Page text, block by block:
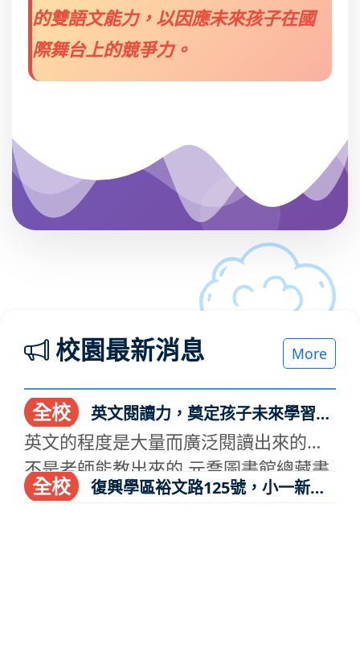
的雙語文能力，以因應未來孩子在國
際舞台上的競爭力。
校園最新消息 More
全校
基石
英文的程度是大量而廣泛閱讀出來的，
不是老師能教出來的 元喬圖書館總藏書
量，英文原版幼兒繪本、easy to read,
全校